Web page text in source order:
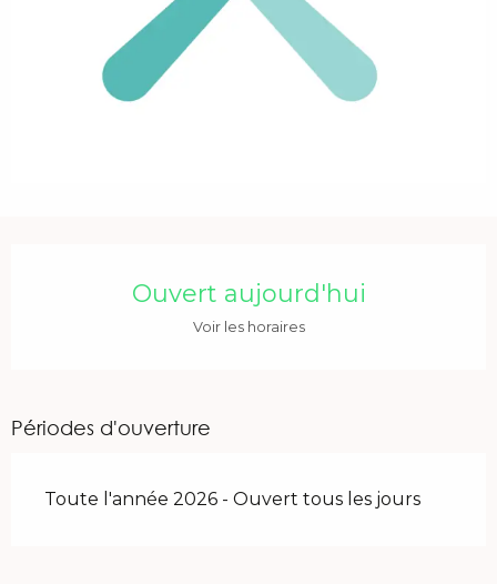
Ouvert aujourd'hui
Voir les horaires
Périodes d'ouverture
Toute l'année 2026 - Ouvert tous les jours